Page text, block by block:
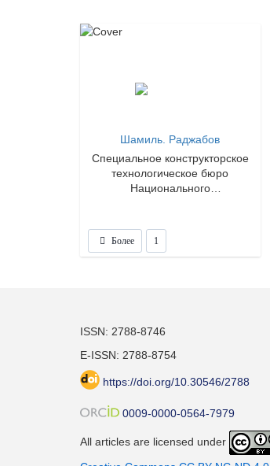
Шамиль. Раджабов
Специальное конструкторское
технологическое бюро
Национального
Более 1
ISSN: 2788-8746
E-ISSN: 2788-8754
https://doi.org/10.30546/2788
0009-0000-0564-7979
All articles are licensed under